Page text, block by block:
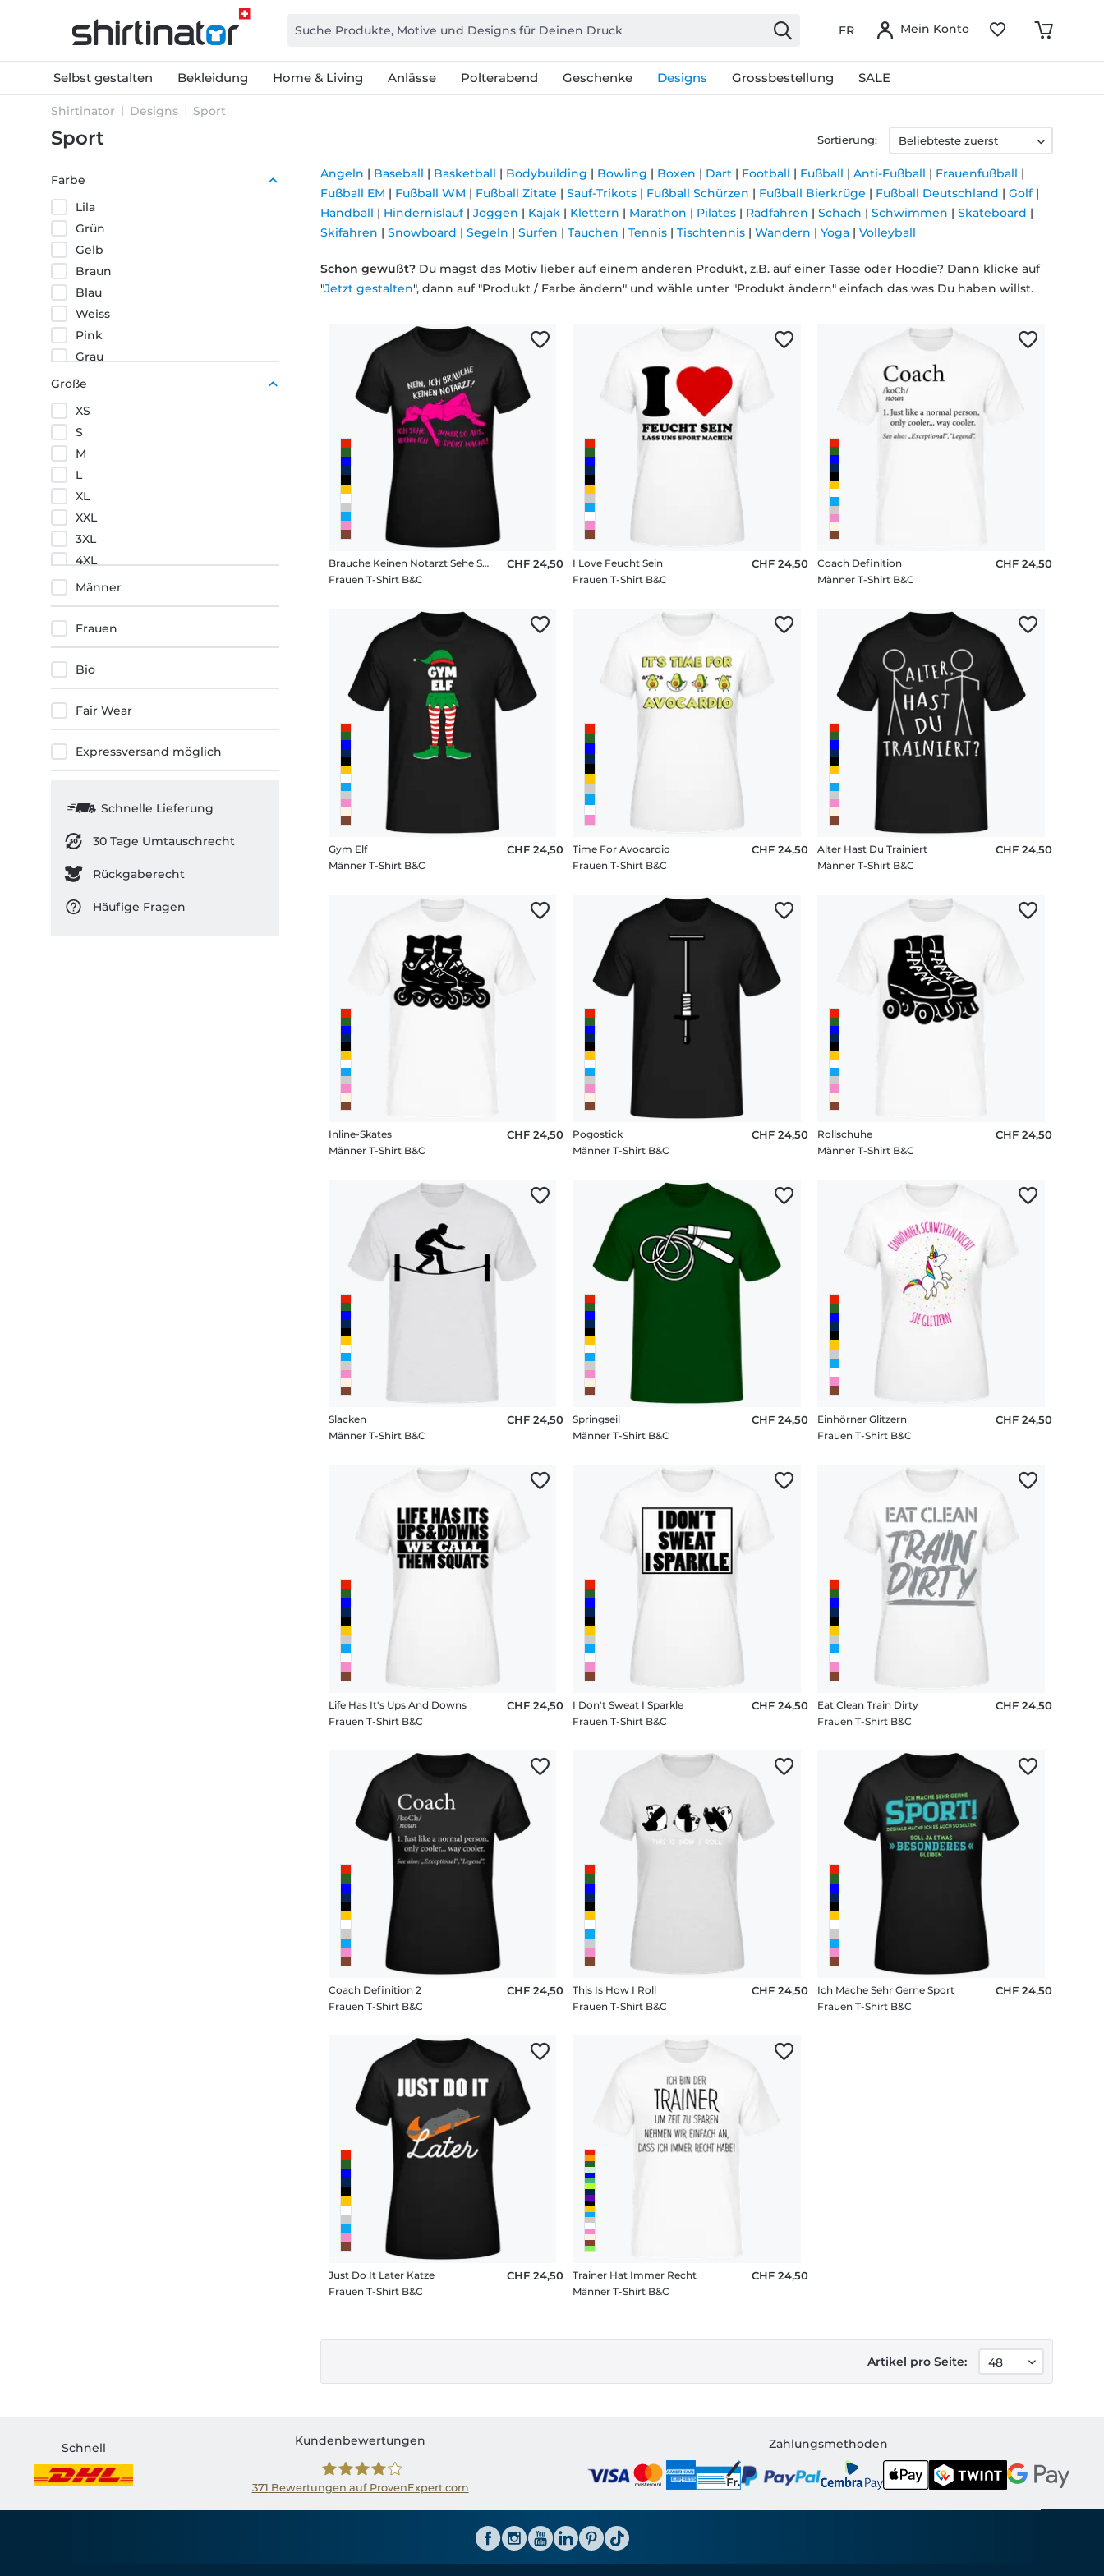
FR Mein Konto
Selbst gestalten Bekleidung Home & Living Anlässe Polterabend Geschenke Designs Grossbestellung SALE
Shirtinator Designs Sport
Sport
Farbe
Lila
Grün
Gelb
Braun
Blau
Weiss
Pink
Grau
Rot
Größe
XS
S
M
L
XL
XXL
3XL
4XL
5XL
Männer
Frauen
Bio
Fair Wear
Expressversand möglich
Schnelle Lieferung
30 Tage Umtauschrecht
Rückgaberecht
Häufige Fragen
Angeln | Baseball | Basketball | Bodybuilding | Bowling | Boxen | Dart | Football | Fußball | Anti-Fußball | Frauenfußball |
Fußball EM | Fußball WM | Fußball Zitate | Sauf-Trikots | Fußball Schürzen | Fußball Bierkrüge | Fußball Deutschland | Golf|
Handball | Hindernislauf| Joggen | Kajak | Klettern | Marathon | Pilates | Radfahren | Schach | Schwimmen | Skateboard |
Skifahren | Snowboard | Segeln | Surfen | Tauchen | Tennis | Tischtennis | Wandern | Yoga | Volleyball
Schon gewußt? Du magst das Motiv lieber auf einem anderen Produkt, z.B. auf einer Tasse oder Hoodie? Dann klicke auf
"Jetzt gestalten", dann auf "Produkt / Farbe ändern" und wähle unter "Produkt ändern" einfach das was Du haben willst.
Sortierung:
Brauche Keinen Notarzt Sehe So Aus Sport
Frauen T-Shirt B&C
CHF 24,50
I Love Feucht Sein
Frauen T-Shirt B&C
CHF 24,50
Coach Definition
Männer T-Shirt B&C
CHF 24,50
Gym Elf
Männer T-Shirt B&C
CHF 24,50
Time For Avocardio
Frauen T-Shirt B&C
CHF 24,50
Alter Hast Du Trainiert
Männer T-Shirt B&C
CHF 24,50
Inline-Skates
Männer T-Shirt B&C
CHF 24,50
Pogostick
Männer T-Shirt B&C
CHF 24,50
Rollschuhe
Männer T-Shirt B&C
CHF 24,50
Slacken
Männer T-Shirt B&C
CHF 24,50
Springseil
Männer T-Shirt B&C
CHF 24,50
Einhörner Glitzern
Frauen T-Shirt B&C
CHF 24,50
Life Has It's Ups And Downs
Frauen T-Shirt B&C
CHF 24,50
I Don't Sweat I Sparkle
Frauen T-Shirt B&C
CHF 24,50
Eat Clean Train Dirty
Frauen T-Shirt B&C
CHF 24,50
Coach Definition 2
Frauen T-Shirt B&C
CHF 24,50
This Is How I Roll
Frauen T-Shirt B&C
CHF 24,50
Ich Mache Sehr Gerne Sport
Frauen T-Shirt B&C
CHF 24,50
Just Do It Later Katze
Frauen T-Shirt B&C
CHF 24,50
Trainer Hat Immer Recht
Männer T-Shirt B&C
CHF 24,50
Artikel pro Seite:
Schnell
Kundenbewertungen
371 Bewertungen auf ProvenExpert.com
Zahlungsmethoden